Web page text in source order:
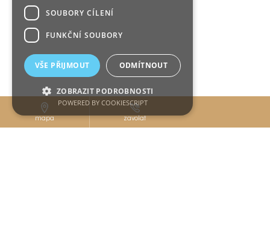
mapa zavolat
SOUBORY CÍLENÍ
FUNKČNÍ SOUBORY
VŠE PŘIJMOUT ODMÍTNOUT
ZOBRAZIT PODROBNOSTI
POWERED BY COOKIESCRIPT